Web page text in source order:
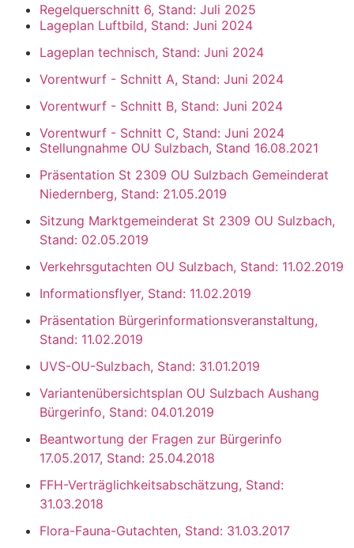
Regelquerschnitt 6, Stand: Juli 2025
Lageplan Luftbild, Stand: Juni 2024
Lageplan technisch, Stand: Juni 2024
Vorentwurf - Schnitt A, Stand: Juni 2024
Vorentwurf - Schnitt B, Stand: Juni 2024
Vorentwurf - Schnitt C, Stand: Juni 2024
Stellungnahme OU Sulzbach, Stand 16.08.2021
Präsentation St 2309 OU Sulzbach Gemeinderat
Niedernberg, Stand: 21.05.2019
Sitzung Marktgemeinderat St 2309 OU Sulzbach,
Stand: 02.05.2019
Verkehrsgutachten OU Sulzbach, Stand: 11.02.2019
Informationsflyer, Stand: 11.02.2019
Präsentation Bürgerinformationsveranstaltung,
Stand: 11.02.2019
UVS-OU-Sulzbach, Stand: 31.01.2019
Variantenübersichtsplan OU Sulzbach Aushang
Bürgerinfo, Stand: 04.01.2019
Beantwortung der Fragen zur Bürgerinfo
17.05.2017, Stand: 25.04.2018
FFH-Verträglichkeitsabschätzung, Stand:
31.03.2018
Flora-Fauna-Gutachten, Stand: 31.03.2017